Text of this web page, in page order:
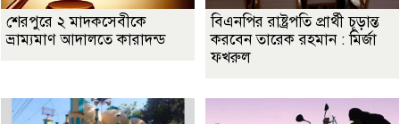
শেরপুরে ২ মাদকসেবীকে
ভ্রাম্যমাণ আদালতে কারাদন্ড
বিএনপির রাষ্ট্রপতি প্রার্থী চূড়ান্ত
করবেন তারেক রহমান : মির্জা
ফখরুল